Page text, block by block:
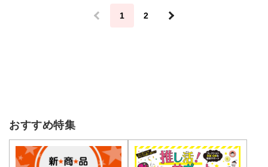
＜ 1 2 ＞
おすすめ特集